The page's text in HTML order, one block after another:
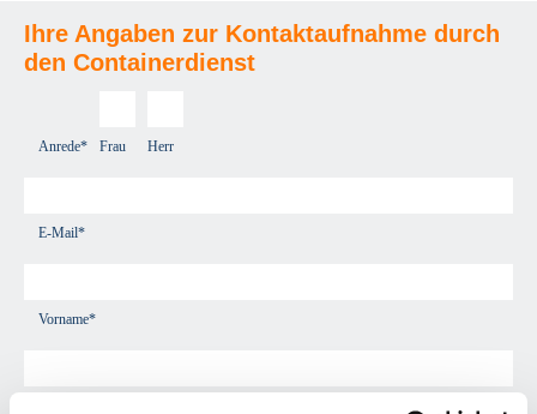
Ihre Angaben zur Kontaktaufnahme durch
den Containerdienst
Anrede* Frau Herr
E-Mail*
Vorname*